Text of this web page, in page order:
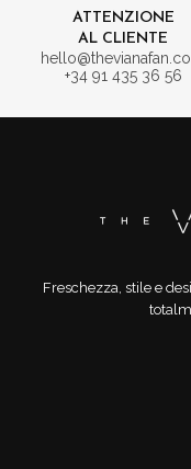
ATTENZIONE
AL CLIENTE
+34 91 435 36 56
Freschezza, stile e